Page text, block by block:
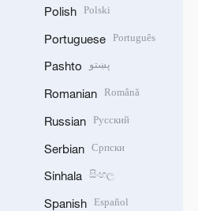
Polish Polski
Portuguese Português
Pashto پښتو
Romanian Română
Russian Русский
Serbian Српски
Sinhala සිංහල
Spanish Español